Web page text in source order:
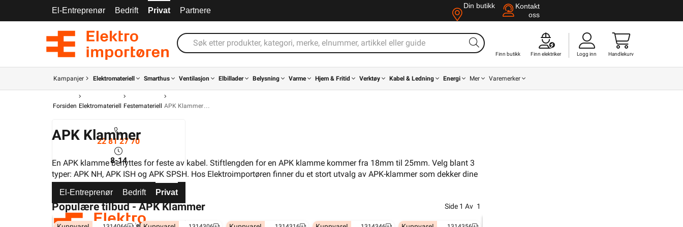
El-Entreprenør Bedrift Privat Partnere
Din butikk
Kontakt
oss
Finn butikk Finn elektriker Logg inn Handlekurv
Kampanjer Elektromateriell Smarthus Ventilasjon Elbillader Belysning Varme Hjem & Fritid Verktøy Kabel & Ledning Energi Mer Varemerker
Forsiden Elektromateriell Festemateriell APK Klammer
22 81 27 70
8-14
El-Entreprenør Bedrift Privat
Kampanjer ElektromateriellSmarthus
APK Klammer
En APK klamme benyttes for feste av kabel. Stiftlengden for en APK klamme kommer fra 18mm til 25mm. Velg blant 3
typer: APK NH, APK ISH og APK SPSH. Hos Elektroimportøren finner du et stort utvalg av APK-klammer som dekker dine
Populære tilbud - APK Klammer Side 1 Av 1